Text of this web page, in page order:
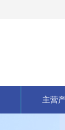
主营